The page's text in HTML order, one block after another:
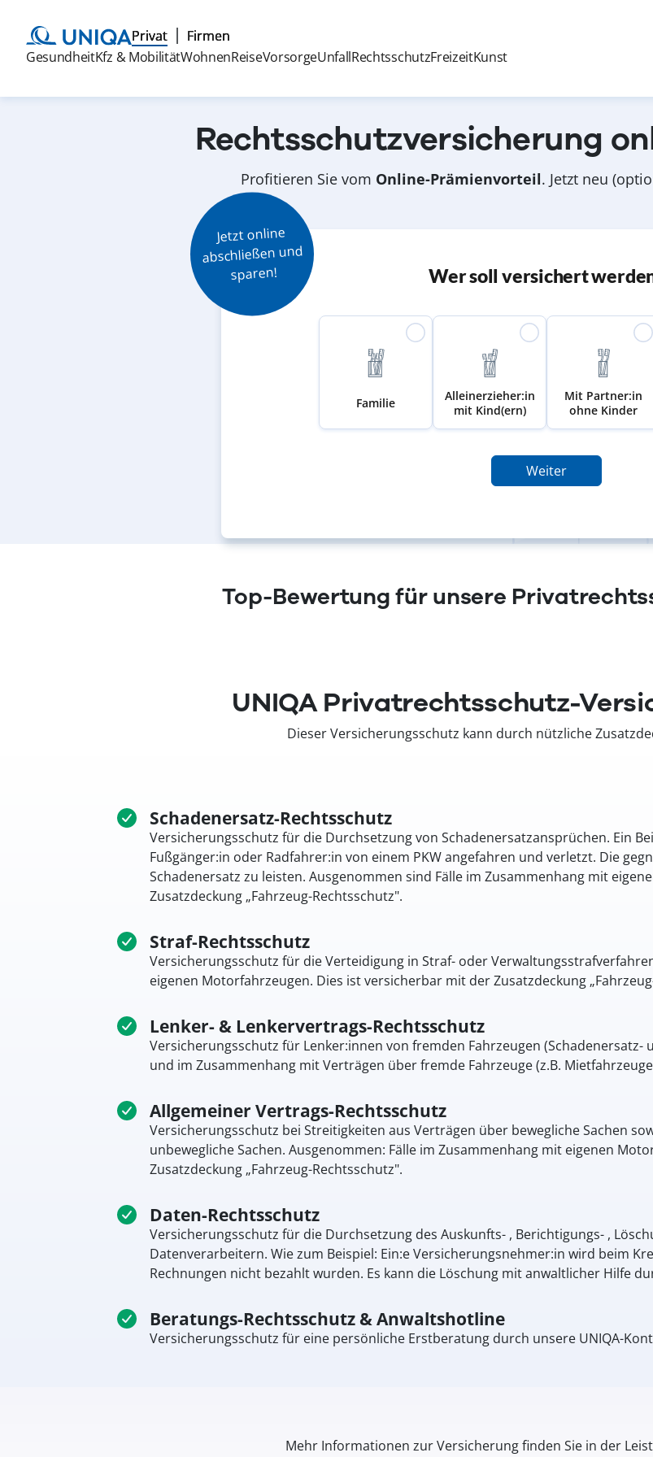
Privat Firmen
GesundheitKfz & MobilitätWohnenReiseVorsorgeUnfallRechtsschutzFreizeitKunst
Rechtsschutzversicherung
Profitieren Sie vom Online-Prämienvorteil. Jetzt neu
Jetzt online
abschließen und
sparen! Wer soll versichert
Familie
Alleinerzieher:in
mit Kind(ern)
Mit Partner:in
ohne Kinder
Weiter
Top-Bewertung für unsere
UNIQA Privatrechtsschutz-
Dieser Versicherungsschutz kann durch nützliche
Schadenersatz-Rechtsschutz
Versicherungsschutz für die Durchsetzung von Schadenersatzansprüchen. Ein
Fußgänger:in oder Radfahrer:in von einem PKW angefahren und verletzt. Die
Schadenersatz zu leisten. Ausgenommen sind Fälle im Zusammenhang mit
Zusatzdeckung „Fahrzeug-Rechtsschutz".
Straf-Rechtsschutz
Versicherungsschutz für die Verteidigung in Straf- oder
eigenen Motorfahrzeugen. Dies ist versicherbar mit der Zusatzdeckung
Lenker- & Lenkervertrags-Rechtsschutz
Versicherungsschutz für Lenker:innen von fremden Fahrzeugen (Schadenersatz-
und im Zusammenhang mit Verträgen über fremde Fahrzeuge (z.B.
Allgemeiner Vertrags-Rechtsschutz
Versicherungsschutz bei Streitigkeiten aus Verträgen über bewegliche Sachen
unbewegliche Sachen. Ausgenommen: Fälle im Zusammenhang mit eigenen
Zusatzdeckung „Fahrzeug-Rechtsschutz".
Daten-Rechtsschutz
Versicherungsschutz für die Durchsetzung des Auskunfts- , Berichtigungs- ,
Datenverarbeitern. Wie zum Beispiel: Ein:e Versicherungsnehmer:in wird beim
Rechnungen nicht bezahlt wurden. Es kann die Löschung mit anwaltlicher Hilfe
Beratungs-Rechtsschutz & Anwaltshotline
Versicherungsschutz für eine persönliche Erstberatung durch unsere UNIQA-
Mehr Informationen zur Versicherung finden Sie in der